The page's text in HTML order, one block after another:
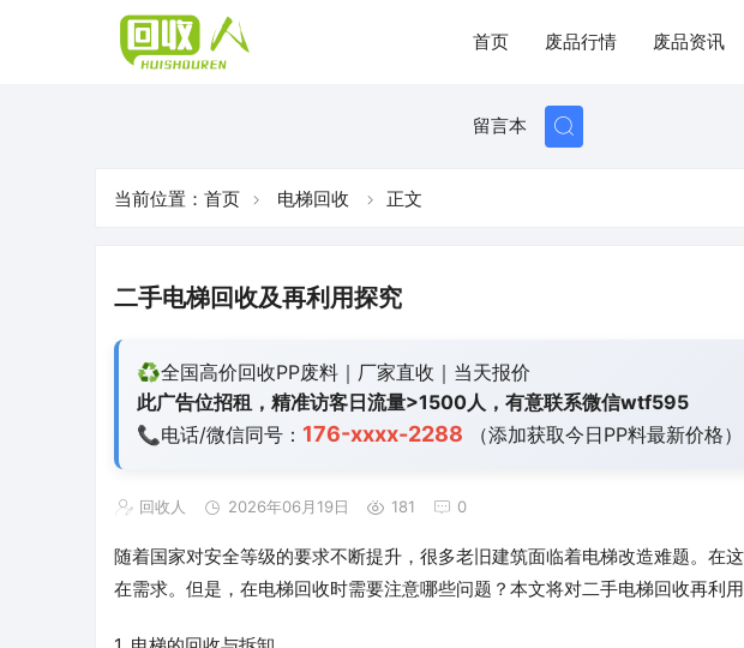
首页 废品行情 废品资讯
留言本
当前位置： 首页 电梯回收 正文
二手电梯回收及再利用探究
♻️全国高价回收PP废料｜厂家直收｜当天报价
此广告位招租，精准访客日流量>1500人，有意联系微信wtf595
📞电话/微信同号： 176-xxxx-2288 （添加获取今日PP料最新价格）
回收人 2026年06月19日 181 0
随着国家对安全等级的要求不断提升，很多老旧建筑面临着电梯改造难题。在
在需求。但是，在电梯回收时需要注意哪些问题？本文将对二手电梯回收再利用